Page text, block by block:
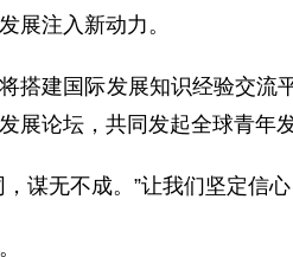
展注入新动力。
建国际发展知识经验交流
展论坛，共同发起全球青年
，谋无不成。”让我们坚定信